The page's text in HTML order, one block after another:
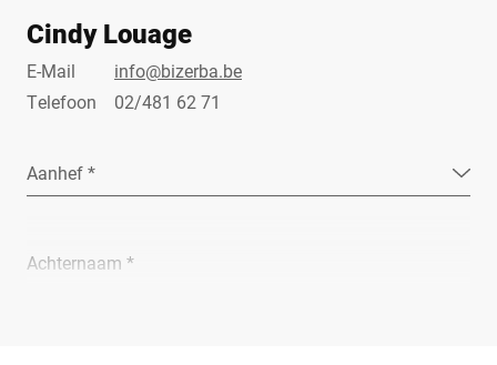
Cindy Louage
E-Mail
info@bizerba.be
Telefoon
02/481 62 71
Aanhef *
Achternaam *